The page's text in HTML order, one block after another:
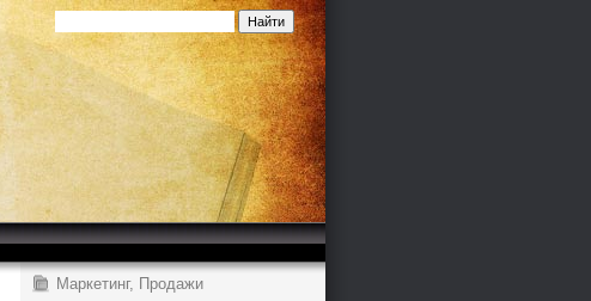
Маркетинг, Продажи